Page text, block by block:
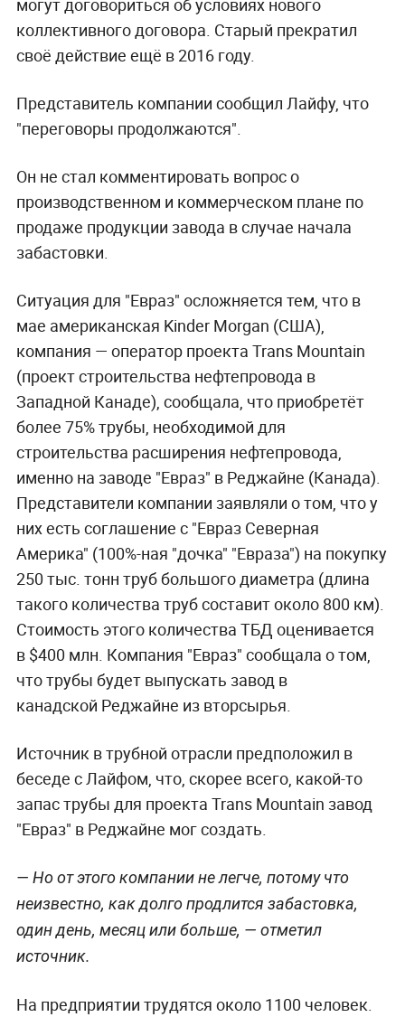
коллективного договора. Старый прекратил
своё действие ещё в 2016 году.
Представитель компании сообщил Лайфу, что
"переговоры продолжаются".
Он не стал комментировать вопрос о
производственном и коммерческом плане по
продаже продукции завода в случае начала
забастовки.
Ситуация для "Евраз" осложняется тем, что в
мае американская Kinder Morgan (США),
компания — оператор проекта Trans Mountain
(проект строительства нефтепровода в
Западной Канаде), сообщала, что приобретёт
более 75% трубы, необходимой для
строительства расширения нефтепровода,
именно на заводе "Евраз" в Реджайне (Канада).
Представители компании заявляли о том, что у
них есть соглашение с "Евраз Северная
Америка" (100%-ная "дочка" "Евраза") на покупку
250 тыс. тонн труб большого диаметра (длина
такого количества труб составит около 800 км).
Стоимость этого количества ТБД оценивается
в $400 млн. Компания "Евраз" сообщала о том,
что трубы будет выпускать завод в
канадской Реджайне из вторсырья.
Источник в трубной отрасли предположил в
беседе с Лайфом, что, скорее всего, какой-то
запас трубы для проекта Trans Mountain завод
"Евраз" в Реджайне мог создать.
— Но от этого компании не легче, потому что
неизвестно, как долго продлится забастовка,
один день, месяц или больше, — отметил
источник.
На предприятии трудятся около 1100 человек.